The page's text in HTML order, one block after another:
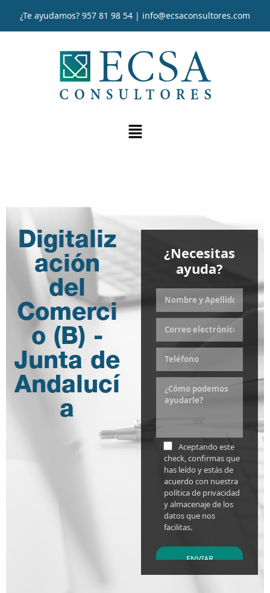
¿Te ayudamos? 957 81 98 54 | info@ecsaconsultores.com
Digitaliz
ación
del
Comerci
o (B) -
Junta de
Andalucí
a
¿Necesitas
ayuda?
Aceptando este
check, confirmas que
has leído y estás de
acuerdo con nuestra
política de privacidad
y almacenaje de los
datos que nos
facilitas.